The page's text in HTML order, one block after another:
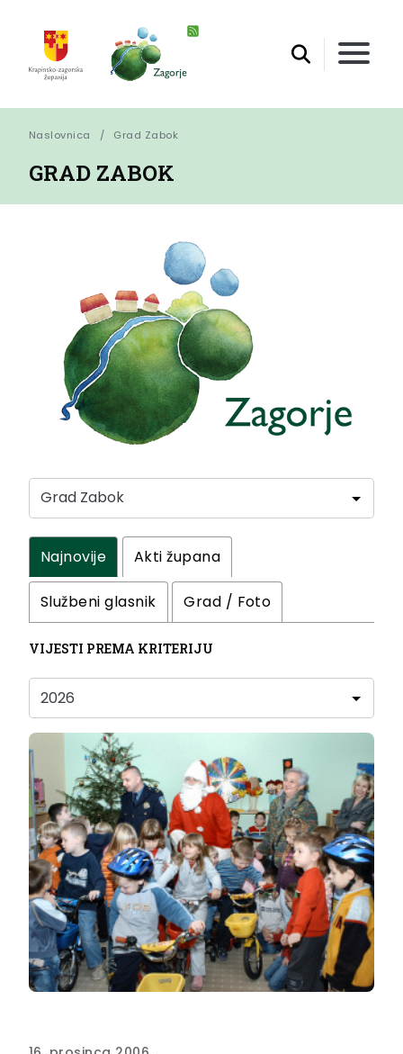
Naslovnica Grad Zabok
GRAD ZABOK
Najnovije Akti župana
Službeni glasnik Grad / Foto
VIJESTI PREMA KRITERIJU